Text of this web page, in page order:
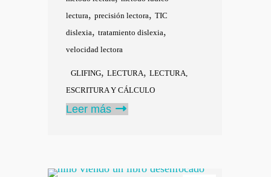
lectura, precisión lectora, TIC
dislexia, tratamiento dislexia,
velocidad lectora
GLIFING, LECTURA, LECTURA,
ESCRITURA Y CÁLCULO
Leer más